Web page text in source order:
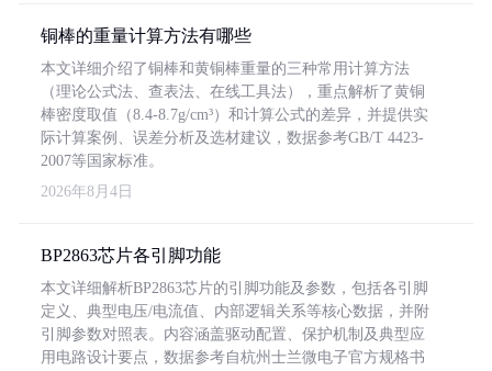
铜棒的重量计算方法有哪些
本文详细介绍了铜棒和黄铜棒重量的三种常用计算方法
（理论公式法、查表法、在线工具法），重点解析了黄铜
棒密度取值（8.4-8.7g/cm³）和计算公式的差异，并提供实
际计算案例、误差分析及选材建议，数据参考GB/T 4423-
2007等国家标准。
2026年8月4日
BP2863芯片各引脚功能
本文详细解析BP2863芯片的引脚功能及参数，包括各引脚
定义、典型电压/电流值、内部逻辑关系等核心数据，并附
引脚参数对照表。内容涵盖驱动配置、保护机制及典型应
用电路设计要点，数据参考自杭州士兰微电子官方规格书